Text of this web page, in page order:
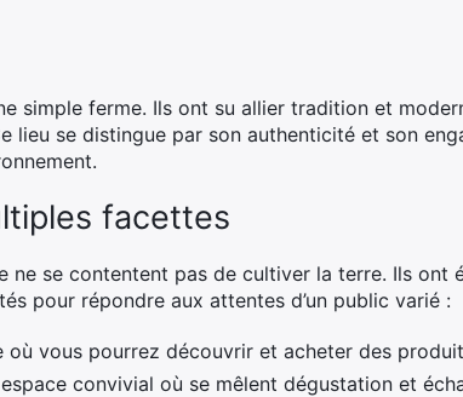
simple ferme. Ils ont su allier tradition et
lieu se distingue par son authenticité et son
facettes
ne se contentent pas de cultiver la terre. Ils ont
pour répondre aux attentes d’un public varié :
où vous pourrez découvrir et acheter des
convivial où se mêlent dégustation et